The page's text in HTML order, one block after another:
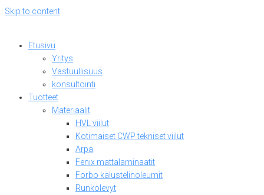
Skip to content
Etusivu
Yritys
Vastuullisuus
konsultointi
Tuotteet
Materiaalit
HVL viilut
Kotimaiset CWP tekniset viilut
Arpa
Fenix mattalaminaatit
Forbo kalustelinoleumit
Runkolevyt